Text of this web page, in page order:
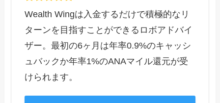
Wealth Wingは入金するだけで積極的なリ
ターンを目指すことができるロボアドバイ
ザー。最初の6ヶ月は年率0.9%のキャッシ
ュバックか年率1%のANAマイル還元が受
けられます。